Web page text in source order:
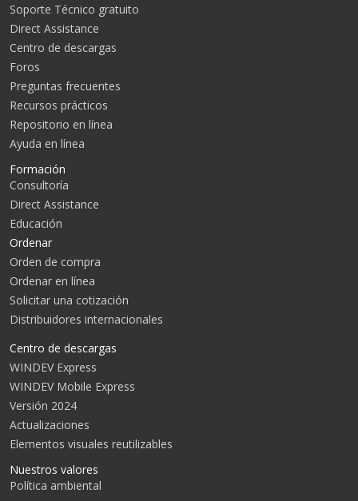
Soporte Técnico gratuito
Direct Assistance
Centro de descargas
Foros
Preguntas frecuentes
Recursos prácticos
Repositorio en línea
Ayuda en línea
Formación
Consultoría
Direct Assistance
Educación
Ordenar
Orden de compra
Ordenar en línea
Solicitar una cotización
Distribuidores internacionales
Centro de descargas
WINDEV Express
WINDEV Mobile Express
Versión 2024
Actualizaciones
Elementos visuales reutilizables
Nuestros valores
Política ambiental